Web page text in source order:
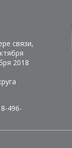
связи,
2018
496-